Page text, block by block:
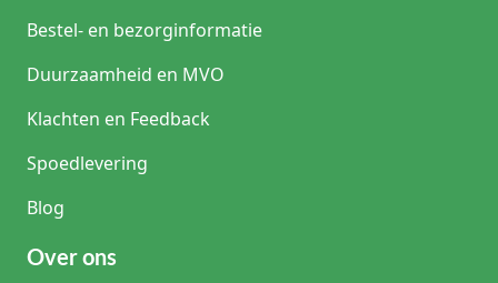
Bestel- en bezorginformatie
Duurzaamheid en MVO
Klachten en Feedback
Spoedlevering
Blog
Over ons